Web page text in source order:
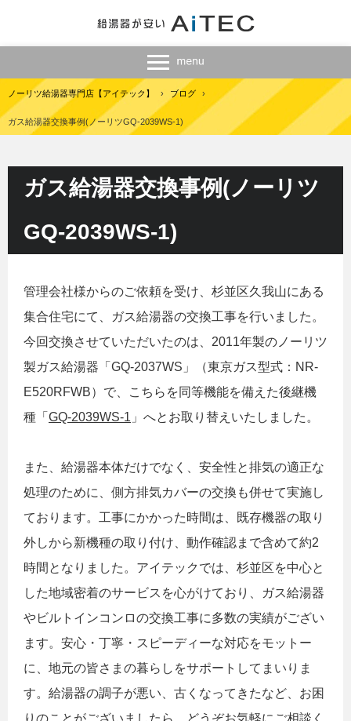
ノーリツ給湯器専門店【アイテック】 › ブログ ›
ガス給湯器交換事例(ノーリツGQ-2039WS-1)
ガス給湯器交換事例(ノーリツ
GQ-2039WS-1)
管理会社様からのご依頼を受け、杉並区久我山にある
集合住宅にて、ガス給湯器の交換工事を行いました。
今回交換させていただいたのは、2011年製のノーリツ
製ガス給湯器「GQ-2037WS」（東京ガス型式：NR-
E520RFWB）で、こちらを同等機能を備えた後継機
種「 GQ-2039WS-1 」へとお取り替えいたしました。
また、給湯器本体だけでなく、安全性と排気の適正な
処理のために、側方排気カバーの交換も併せて実施し
ております。工事にかかった時間は、既存機器の取り
外しから新機種の取り付け、動作確認まで含めて約2
時間となりました。アイテックでは、杉並区を中心と
した地域密着のサービスを心がけており、ガス給湯器
やビルトインコンロの交換工事に多数の実績がござい
ます。安心・丁寧・スピーディーな対応をモットー
に、地元の皆さまの暮らしをサポートしてまいりま
す。給湯器の調子が悪い、古くなってきたなど、お困
りのことがございましたら、どうぞお気軽にご相談く